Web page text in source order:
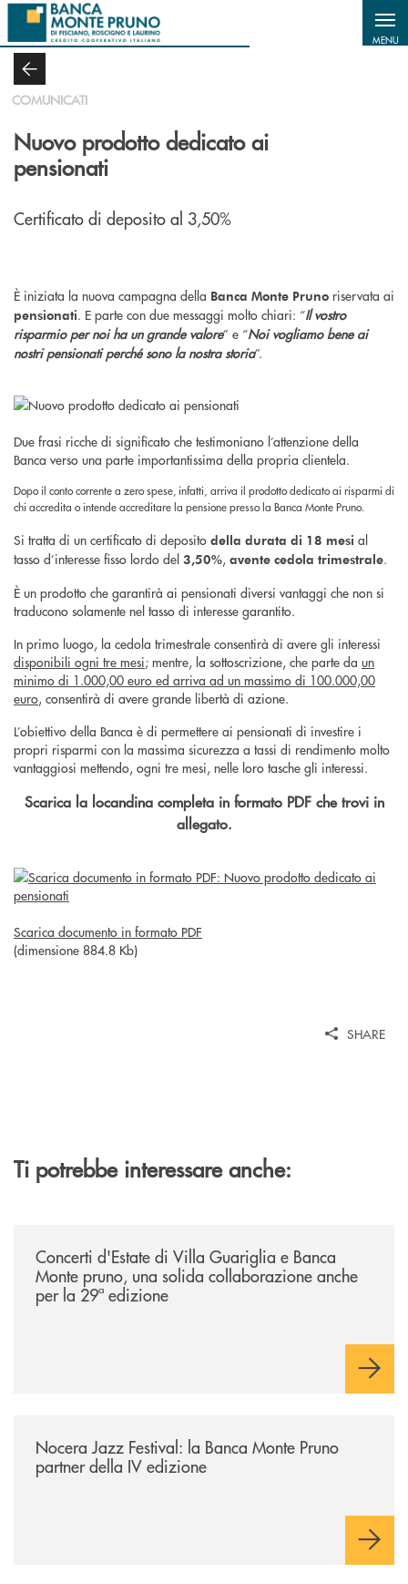
Salta al contenuto principale
MENU
COMUNICATI
Nuovo prodotto dedicato ai
pensionati
Certificato di deposito al 3,50%
È iniziata la nuova campagna della Banca Monte Pruno riservata ai
pensionati. E parte con due messaggi molto chiari: “Il vostro
risparmio per noi ha un grande valore” e “Noi vogliamo bene ai
nostri pensionati perché sono la nostra storia”.
Due frasi ricche di significato che testimoniano l’attenzione della
Banca verso una parte importantissima della propria clientela.
Dopo il conto corrente a zero spese, infatti, arriva il prodotto dedicato ai risparmi di
chi accredita o intende accreditare la pensione presso la Banca Monte Pruno.
Si tratta di un certificato di deposito della durata di 18 mesi al
tasso d’interesse fisso lordo del 3,50%, avente cedola trimestrale.
È un prodotto che garantirà ai pensionati diversi vantaggi che non si
traducono solamente nel tasso di interesse garantito.
In primo luogo, la cedola trimestrale consentirà di avere gli interessi
disponibili ogni tre mesi; mentre, la sottoscrizione, che parte da un
minimo di 1.000,00 euro ed arriva ad un massimo di 100.000,00
euro, consentirà di avere grande libertà di azione.
L’obiettivo della Banca è di permettere ai pensionati di investire i
propri risparmi con la massima sicurezza a tassi di rendimento molto
vantaggiosi mettendo, ogni tre mesi, nelle loro tasche gli interessi.
Scarica la locandina completa in formato PDF che trovi in
allegato.
Scarica documento in formato PDF
(dimensione 884.8 Kb)
SHARE
Ti potrebbe interessare anche:
Concerti d'Estate di Villa Guariglia e Banca
Monte pruno, una solida collaborazione anche
per la 29ª edizione
Nocera Jazz Festival: la Banca Monte Pruno
partner della IV edizione